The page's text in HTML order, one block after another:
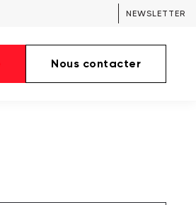
NEWSLETTER
Nous contacter